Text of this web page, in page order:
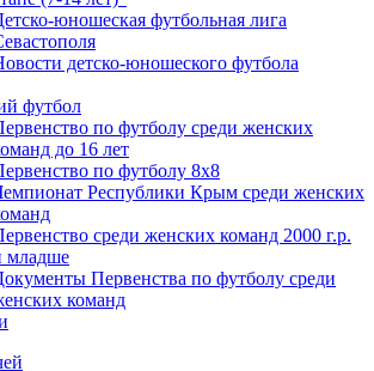
юношеская футбольная лига
детско-юношеского футбола
футбол
по футболу среди женских
до 16 лет
по футболу 8х8
Республики Крым среди женских
среди женских команд 2000 г.р.
младше
Первенства по футболу среди
команд